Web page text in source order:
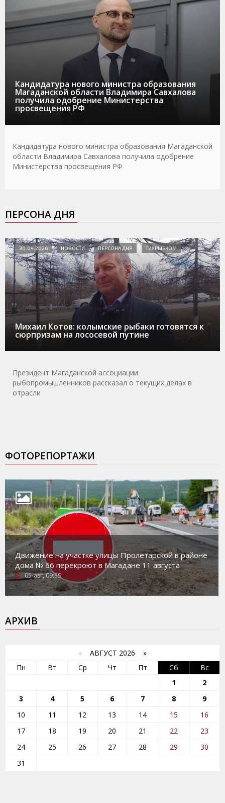
Кандидатура нового министра образования
Магаданской области Владимира Савхалова
получила одобрение Министерства
просвещения РФ
Кандидатура нового министра образования Магаданской
области Владимира Савхалова получила одобрение
Министерства просвещения РФ
ПЕРСОНА ДНЯ
Михаил Котов: колымские рыбаки готовятся к
сюрпризам на лососевой путине
30.04.2026 НОВОСТИ ПЕРСОНА ДНЯ ТИХРЫБКОМ
Президент Магаданской ассоциации
рыбопромышленников рассказал о текущих делах в
отрасли
ФОТОРЕПОРТАЖИ
Движение на участке улицы Пролетарской в районе
дома № 66 перекроют в Магадане 11 августа
05-авг, 09:39
АРХИВ
« АВГУСТ 2026 »
Пн
Вт Ср Чт Пт Сб
Вс
1
2
3
4 5 6 7 8
9
10
11 12 13 14 15
16
17
18 19 20 21 22
23
24
25 26 27 28 29
30
31